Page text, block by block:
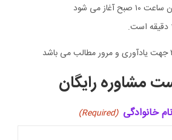
صبح آغاز می شود
مشاوره رایگان
خانوادگی (Required)